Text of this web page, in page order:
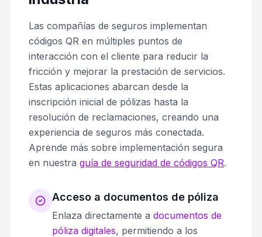
Las compañías de seguros implementan
códigos QR en múltiples puntos de
interacción con el cliente para reducir la
fricción y mejorar la prestación de servicios.
Estas aplicaciones abarcan desde la
inscripción inicial de pólizas hasta la
resolución de reclamaciones, creando una
experiencia de seguros más conectada.
Aprende más sobre implementación segura
en nuestra guía de seguridad de códigos QR.
Acceso a documentos de póliza
Enlaza directamente a documentos de
póliza digitales, permitiendo a los